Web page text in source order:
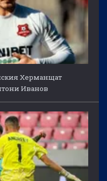
Херманщат
Иванов